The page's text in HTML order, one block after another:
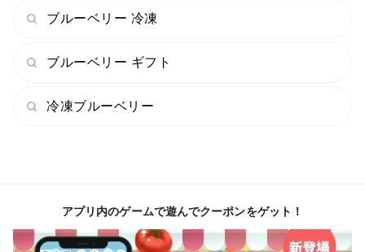
ブルーベリー 冷凍
ブルーベリー ギフト
冷凍ブルーベリー
アプリ内のゲームで遊んでクーポンをゲット！